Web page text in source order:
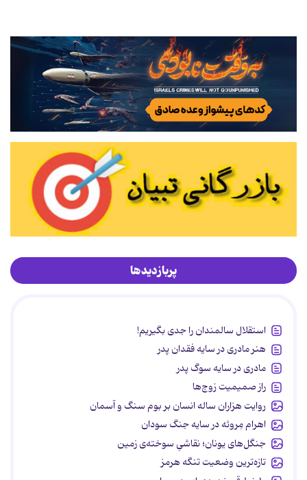
پربازدیدها
استقلال سالمندان را جدی بگیریم!
هنر مادری در سایه‌ فقدان پدر
مادری در سایه سوگ پدر
راز صمیمیت زوج‌ها
روایت هزاران ساله انسان بر بوم سنگ و آسمان
اهرام مِروئه در سایه جنگ سودان
جنگل‌های یونان؛ نقاشیِ سوخته‌ی زمین
تازه‌ترین وضعیت تنگه هرمز